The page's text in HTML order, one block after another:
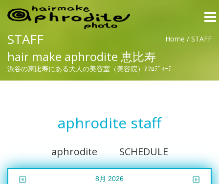
hair make aphrodite 恵比寿
渋谷の恵比寿にある大人の美容室（美容院）ｱﾌﾛﾃﾞｨｰﾃ
STAFF Home / STAFF
aphrodite staff
aphrodite SCHEDULE
8月 2026